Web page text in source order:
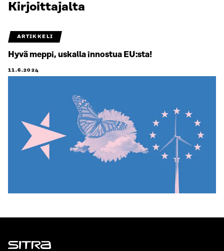
Kirjoittajalta
ARTIKKELI
Hyvä meppi, uskalla innostua EU:sta!
11.6.2024